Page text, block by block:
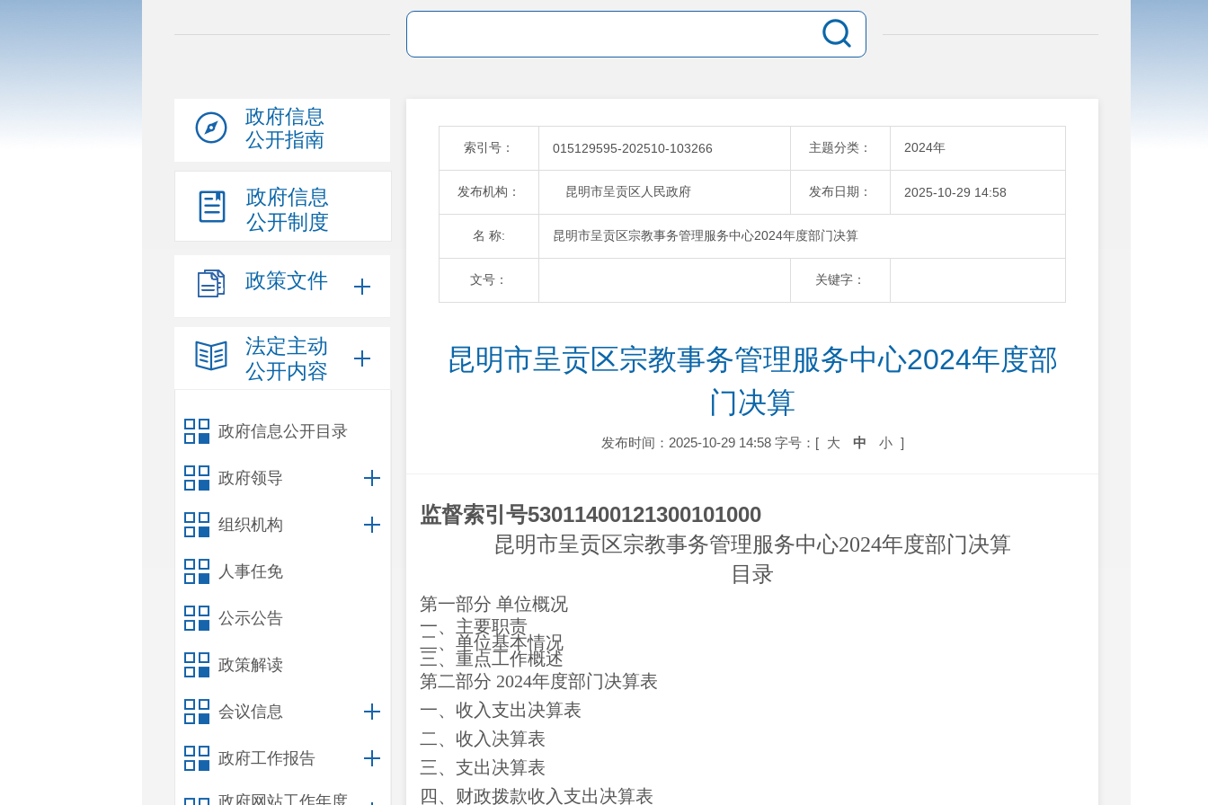
政府信息
公开指南
政府信息
公开制度
政策文件
法定主动
公开内容
政府信息公开目录
政府领导
组织机构
人事任免
公示公告
政策解读
会议信息
政府工作报告
政府网站工作年度
索引号： 015129595-202510-103266 主题分类： 2024年
发布机构： 昆明市呈贡区人民政府 发布日期： 2025-10-29 14:58
名 称: 昆明市呈贡区宗教事务管理服务中心2024年度部门决算
文号： 关键字：
昆明市呈贡区宗教事务管理服务中心2024年度部
门决算
发布时间：2025-10-29 14:58 字号：[ 大 中 小 ]
监督索引号53011400121300101000
昆明市呈贡区宗教事务管理服务中心2024年度部门决算
目录
第一部分 单位概况
一、主要职责
二、 单位基本情况
三、重点工作概述
第二部分 2024年度部门决算表
一、收入支出决算表
二、收入决算表
三、支出决算表
四、财政拨款收入支出决算表